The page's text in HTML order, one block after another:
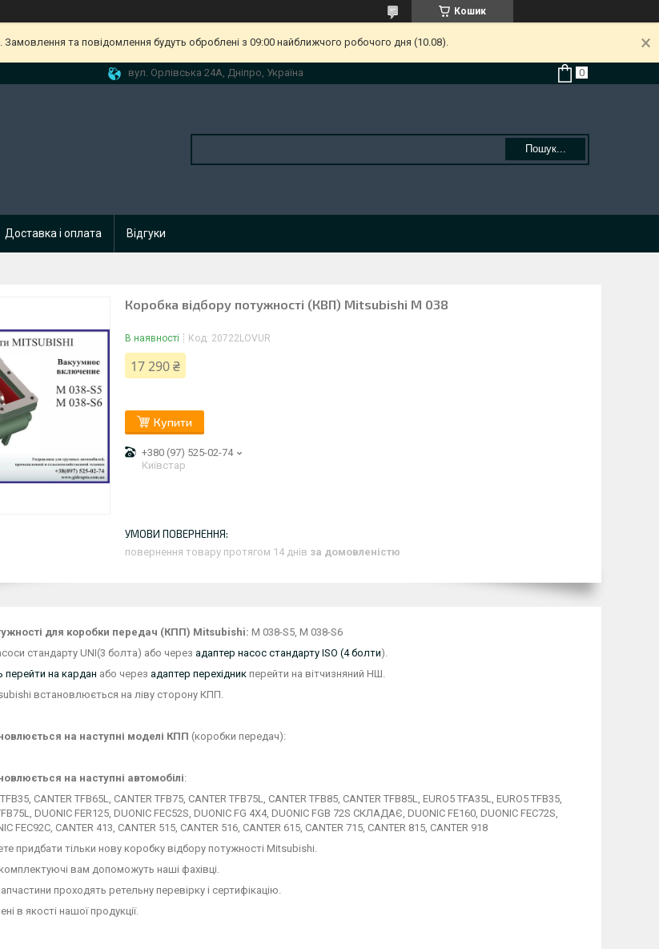
Кошик
Замовлення та повідомлення будуть оброблені з 09:00 найближчого робочого дня (10.08).
вул. Орлівська 24А, Дніпро, Україна
Пошук...
Доставка і оплата Відгуки
Коробка відбору потужності (КВП) Mitsubishi M 038
В наявності Код: 20722LOVUR
17 290 ₴
Купити
+380 (97) 525-02-74
Київстар
повернення товару протягом 14 днів за домовленістю
для коробки передач (КПП) Mitsubishi: M 038-S5, M 038-S6
стандарту UNI(3 болта) або через адаптер насос стандарту ISO (4 болти).
перейти на кардан або через адаптер перехідник перейти на вітчизняний НШ.
встановлюється на ліву сторону КПП.
на наступні моделі КПП (коробки передач):
на наступні автомобілі:
CANTER TFB65L, CANTER TFB75, CANTER TFB75L, CANTER TFB85, CANTER TFB85L, EURO5 TFA35L, EURO5 TFB35,
DUONIC FER125, DUONIC FEC52S, DUONIC FG 4X4, DUONIC FGB 72S СКЛАДАЄ, DUONIC FE160, DUONIC FEC72S,
FEC92C, CANTER 413, CANTER 515, CANTER 516, CANTER 615, CANTER 715, CANTER 815, CANTER 918
придбати тільки нову коробку відбору потужності Mitsubishi.
вам допоможуть наші фахівці.
проходять ретельну перевірку і сертифікацію.
в якості нашої продукції.